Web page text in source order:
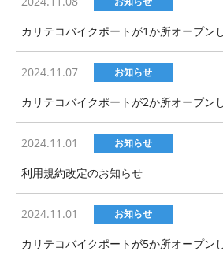
カリテコバイクポートが1か所オープン
2024.11.07 お知らせ
カリテコバイクポートが2か所オープン
2024.11.01 お知らせ
利用規約改定のお知らせ
2024.11.01 お知らせ
カリテコバイクポートが5か所オープン